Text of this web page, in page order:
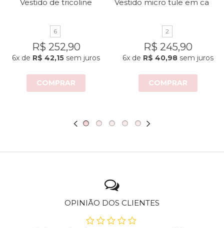
Vestido de tricoline
6
R$ 252,90
6x de R$ 42,15 sem juros
COMPRAR
2
R$ 245,90
6x de R$ 40,98 sem juros
COMPRAR
OPINIÃO DOS CLIENTES